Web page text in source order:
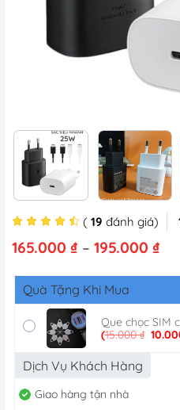
( 19 đánh giá)
165.000 ₫ – 195.000 ₫
từ
Quà Tặng Khi Mua
Que chọc SIM
(15.000₫ Giá
Dịch Vụ Khách Hàng
Giao hàng tận nhà